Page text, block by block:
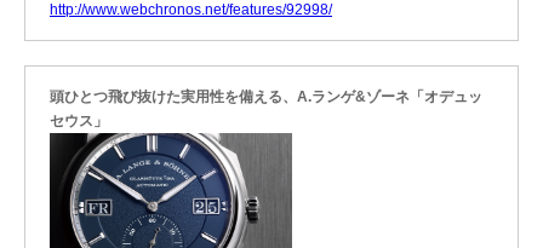
http://www.webchronos.net/features/92998/
頭ひとつ飛び抜けた実用性を備える、A.ランゲ&ゾーネ「オデュッ
セウス」